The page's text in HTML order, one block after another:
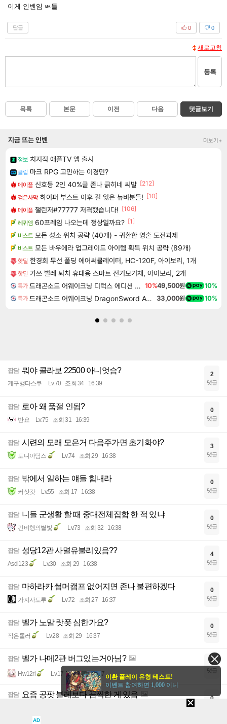
이게 인벤임 ㅄ들
답글 0
0
새로고침
등록
목록 본문 이전 다음 댓글보기
지금 뜨는 인벤 더보기+
정보 치지직 애플TV 앱 출시
클립 마크 RPG 고민하는 이경민?
메이플 신호등 2인 40%글 존나 긁히네 씨발 [212]
검은사막 하이퍼 부스트 이후 길 잃은 뉴비분들! [10]
메이플 챌린저#77777 저격했습니다! [106]
레퀴엠 60프레임 나오는데 정상일까요? [1]
비스트 모든 성소 위치 공략 (40개) - 귀환한 영혼 도전과제
비스트 모든 바우에라 업그레이드 아이템 획득 위치 공략 (89개)
핫딜 한경희 무선 폴딩 에어써큘레이터, HC-120F, 아이보리, 1개
핫딜 가쯔 벌레 퇴치 휴대용 스마트 전기모기채, 아이보리, 2개
특가 드래곤소드 어웨이크닝 디럭스 에디션 DragonSword Awakening Deluxe Edition 10%49,500원 10%
특가 드래곤소드 어웨이크닝 DragonSword Awakening 33,000원 10%
잡담 뭐야 콜라보 22500 아니엇슴?
케구뱅타스쿠 Lv.70 조회 34 16:39
2
댓글
잡담 로아 왜 품절 인됨?
반요 Lv.75 조회 31 16:39
0
댓글
잡담 시련의 모래 모은거 다음주가면 초기화야?
토니아담스 Lv.74 조회 29 16:38
3
댓글
잡담 밖에서 일하는 얘들 힘내라
커삿갓 Lv.55 조회 17 16:38
0
댓글
잡담 니들 군생활 할 때 중대전체집합 한 적 있냐
긴비행의별빛 Lv.73 조회 32 16:38
0
댓글
잡담 성당12관 사멸유불리있음??
Asdl123 Lv.30 조회 29 16:38
4
댓글
잡담 마하라카 썸머캠프 없어지면 존나 불편하겠다
가지사토루 Lv.72 조회 27 16:37
0
댓글
잡담 벨가 노말 랏폿 심한가요?
작은롤러 Lv.28 조회 29 16:37
0
댓글
잡담 벨가 나메2관 버그있는거아님?
Hw12rl Lv.17 조회 48 16:37
2
댓글
잡담 요즘 공팟 블레보다 끔찍한 게 있음 0
AD
이환 플레이 유형 테스트!
이벤트 참여하면 1,000 이니